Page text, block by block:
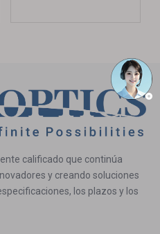
calificado que continúa
y creando soluciones
los plazos y los